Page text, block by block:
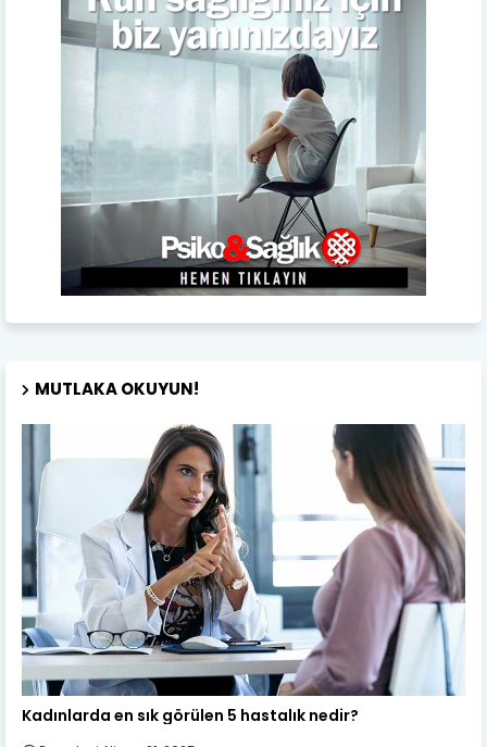
MUTLAKA OKUYUN!
Kadın Sağlığı
Kadınlarda en sık görülen 5 hastalık nedir?